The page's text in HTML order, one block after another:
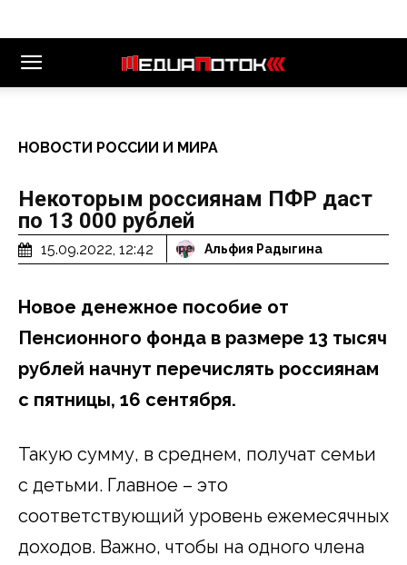
НОВОСТИ РОССИИ И МИРА
Некоторым россиянам ПФР даст
по 13 000 рублей
15.09.2022, 12:42 Альфия Радыгина
Новое денежное пособие от
Пенсионного фонда в размере 13 тысяч
рублей начнут перечислять россиянам
с пятницы, 16 сентября.
Такую сумму, в среднем, получат семьи
с детьми. Главное – это
соответствующий уровень ежемесячных
доходов. Важно, чтобы на одного члена